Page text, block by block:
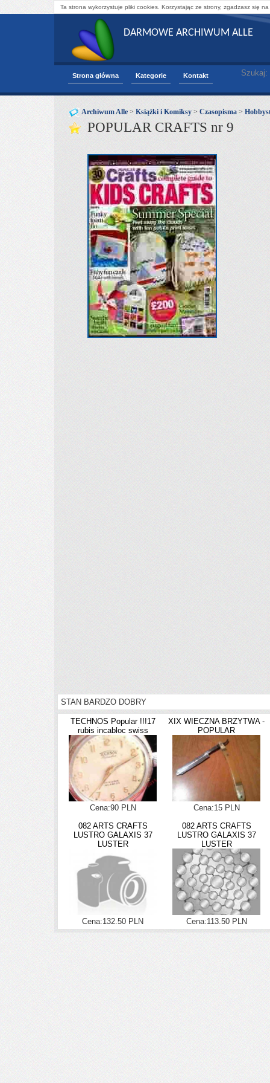
Ta strona wykorzystuje pliki cookies. Korzystając ze strony, zgadzasz się
DARMOWE ARCHIWUM ALLE
Strona główna Kategorie Kontakt Szukaj:
Archiwum Alle > Książki i Komiksy > Czasopisma >
POPULAR CRAFTS nr 9
STAN BARDZO DOBRY
TECHNOS Popular !!!17
rubis incabloc swiss
Cena:90 PLN
XIX WIECZNA BRZYTWA -
POPULAR
Cena:15 PLN
082 ARTS CRAFTS
LUSTRO GALAXIS 37
LUSTER
Cena:132.50 PLN
082 ARTS CRAFTS
LUSTRO GALAXIS 37
LUSTER
Cena:113.50 PLN